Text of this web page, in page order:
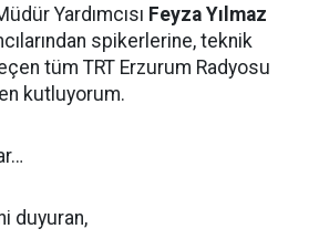
Yardımcısı Feyza Yılmaz
spikerlerine, teknik
tüm TRT Erzurum Radyosu
kutluyorum.
duyuran,